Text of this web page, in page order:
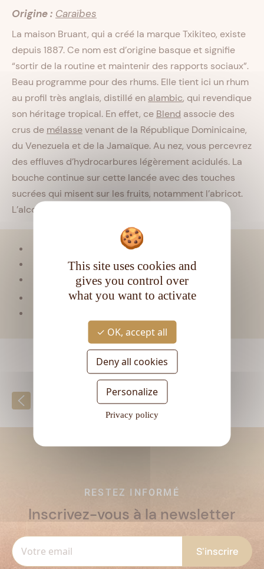
Origine : Caraïbes
La maison Bruant, qui a créé la marque Txikiteo, existe
depuis 1887. Ce nom est d’origine basque et signifie
“sortir de la routine et maintenir des rapports sociaux”.
Beau programme pour des rhums. Elle tient ici un rhum
au profil très anglais, distillé en alambic, qui revendique
son héritage tropical. En effet, ce Blend associe des
crus de mélassevenant de la République Dominicaine,
du Venezuela et de la Jamaïque. Au nez, vous percevrez
des effluves d’hydrocarbures légèrement acidulés. La
bouche continue sur cette lancée avec des touches
sucrées qui misent sur les fruits, notamment l’abricot.
L’alcool, quant à lui, se fait assez discret.
Tropical
Matière première :Mélasse
Type de rhum :Ambré
Contenance :70CL
Retour à la liste
RESTEZ INFORMÉ
Inscrivez-vous à la newsletter
This site uses cookies and
gives you control over
what you want to activate
OK, accept all
Deny all cookies
Personalize
Privacy policy